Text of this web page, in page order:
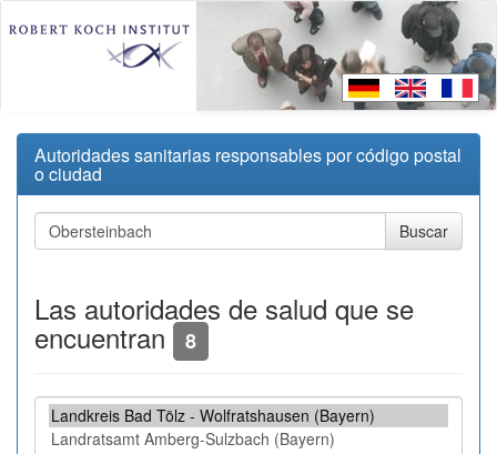
Autoridades sanitarias responsables por código postal
o ciudad
Las autoridades de salud que se
encuentran 8